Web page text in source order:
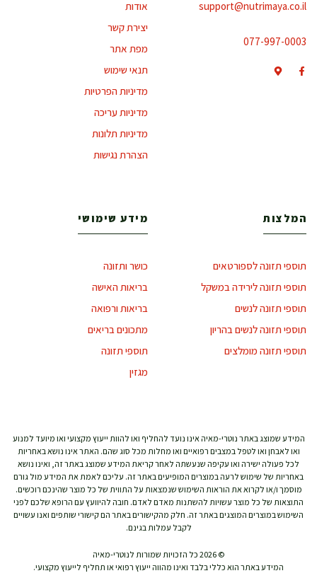
support@nutrimaya.co.il
077-997-0003
אודות
יצירת קשר
מפת אתר
תנאי שימוש
מדיניות הפרטיות
מדיניות עריכה
מדיניות תלונות
הצהרת נגישות
המלצות
תוספי תזונה לספורטאים
תוספי תזונה לירידה במשקל
תוספי תזונה לנשים
תוספי תזונה לנשים בהריון
תוספי תזונה מומלצים
מידע שימושי
כושר ותזונה
בריאות האישה
בריאות ורפואה
מתכונים בריאים
תוספי תזונה
מגזין
המידע שמוצג באתר נוטרי-מאיה אינו נועד להחליף ואו להוות ייעוץ מקצועי ואו מיועד למנוע
ואו לאבחן ואו לטפל במצבים רפואיים ואו מחלות מכל סוג שהם. האתר אינו נושא באחריות
לכל פעולה ישירה ואו עקיפה שנעשתה לאחר קריאת המידע שמוצג באתר זה, ואינו נושא
באחריות של שימוש לרעה במוצרים המופיעים באתר זה. עליכם לאמת את המידע מול גורם
מוסמך ו/או לקרוא את הוראות השימוש שנמצאות על התווית של כל מוצר שהינכם רוכשים.
התוצאות של כל מוצר עשויות להשתנות מאדם לאדם. חובה להיוועץ עם הרופא שלכם לפני
השימוש במוצרים המוצגים באתר זה. חלק מהקישורים באתר הם קישורי שותפים ואנו עשויים
לקבל עמלות בגינם.
© 2026 כל הזכויות שמורות לנוטרי-מאיה
המידע באתר הוא כללי בלבד ואינו מהווה ייעוץ רפואי או תחליף לייעוץ מקצועי.